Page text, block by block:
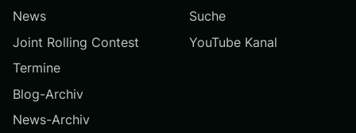
News
Joint Rolling Contest
Termine
Blog-Archiv
News-Archiv
Suche
YouTube Kanal